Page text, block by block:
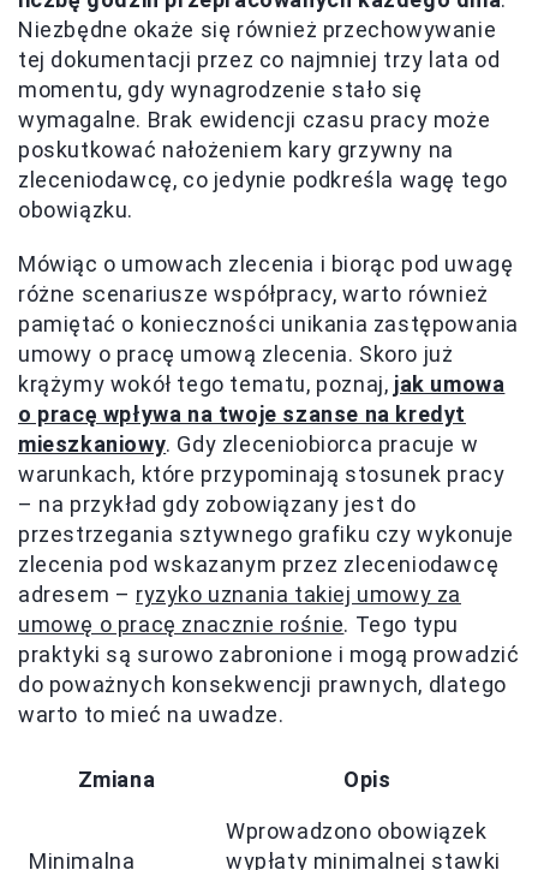
Niezbędne okaże się również przechowywanie
tej dokumentacji przez co najmniej trzy lata od
momentu, gdy wynagrodzenie stało się
wymagalne. Brak ewidencji czasu pracy może
poskutkować nałożeniem kary grzywny na
zleceniodawcę, co jedynie podkreśla wagę tego
obowiązku.
Mówiąc o umowach zlecenia i biorąc pod uwagę
różne scenariusze współpracy, warto również
pamiętać o konieczności unikania zastępowania
umowy o pracę umową zlecenia. Skoro już
krążymy wokół tego tematu, poznaj, jak umowa
o pracę wpływa na twoje szanse na kredyt
mieszkaniowy. Gdy zleceniobiorca pracuje w
warunkach, które przypominają stosunek pracy
– na przykład gdy zobowiązany jest do
przestrzegania sztywnego grafiku czy wykonuje
zlecenia pod wskazanym przez zleceniodawcę
adresem – ryzyko uznania takiej umowy za
umowę o pracę znacznie rośnie. Tego typu
praktyki są surowo zabronione i mogą prowadzić
do poważnych konsekwencji prawnych, dlatego
warto to mieć na uwadze.
Zmiana Opis
Minimalna
Wprowadzono obowiązek
wypłaty minimalnej stawki